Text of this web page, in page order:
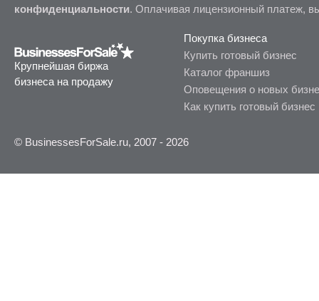
конфиденциальности. Оплачивая лицензионный платеж,
Крупнейшая биржа
бизнеса на продажу
Покупка бизнеса
Купить готовый бизнес
Каталог франшиз
Оповещения о новых
Как купить готовый бизнес
© BusinessesForSale.ru, 2007 - 2026